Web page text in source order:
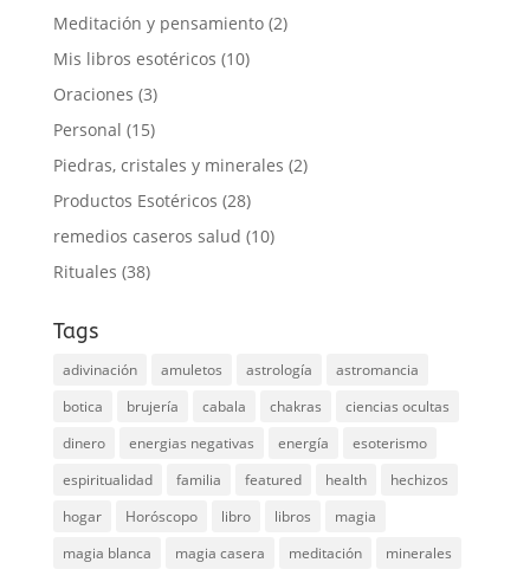
Meditación y pensamiento(2)
Mis libros esotéricos (10)
Oraciones (3)
Personal (15)
Piedras, cristales y minerales (2)
Productos Esotéricos (28)
remedios caseros salud (10)
Rituales (38)
Tags
adivinación amuletos astrología
astromancia
botica
brujería cabala chakras
ciencias ocultas
dinero
energias negativas energía
esoterismo
espiritualidad
familia featured health
hechizos
hogar
Horóscopo libro libros
magia
magia blanca
magia casera meditación
minerales